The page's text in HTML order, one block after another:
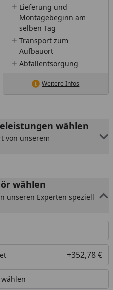
Lieferung und
Montagebeginn am
selben Tag
Transport zum
Aufbauort
Abfallentsorgung
Weitere Infos
wählen
von unserem
wählen
unseren Experten speziell
+352,78 €